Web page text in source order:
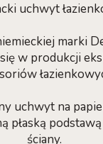
uchwyt
marki
w produkcji
uchwyt na
płaską
ściany.